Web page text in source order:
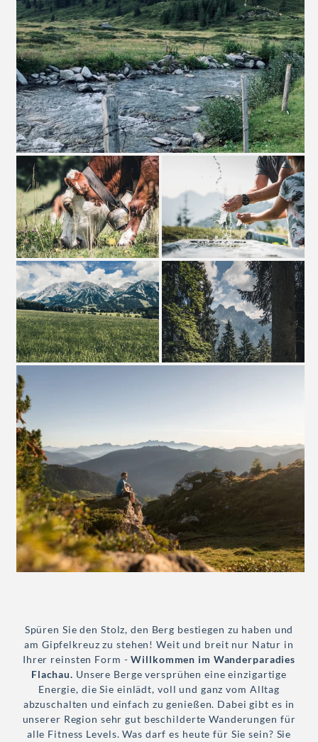
Spüren Sie den Stolz, den Berg bestiegen zu haben und
am Gipfelkreuz zu stehen! Weit und breit nur Natur in
Ihrer reinsten Form -Willkommen im Wanderparadies
Flachau. Unsere Berge versprühen eine einzigartige
Energie, die Sie einlädt, voll und ganz vom Alltag
abzuschalten und einfach zu genießen. Dabei gibt es in
unserer Region sehr gut beschilderte Wanderungen für
alle Fitness Levels. Was darf es heute für Sie sein? Sie